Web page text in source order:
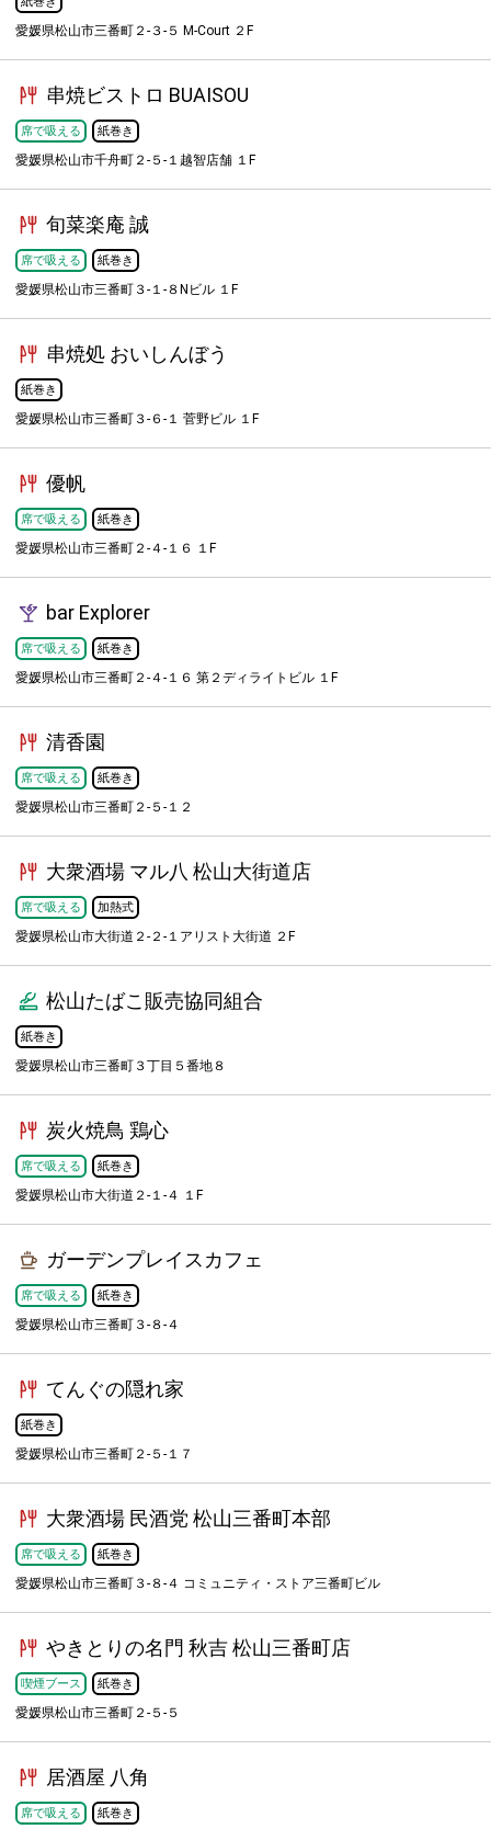
愛媛県松山市三番町２-３-５ M-Court ２F
串焼ビストロ BUAISOU
席で吸える 紙巻き
愛媛県松山市千舟町２-５-１越智店舗 １F
旬菜楽庵 誠
席で吸える 紙巻き
愛媛県松山市三番町３-１-８Nビル １F
串焼処 おいしんぼう
紙巻き
愛媛県松山市三番町３-６-１ 菅野ビル １F
優帆
席で吸える 紙巻き
愛媛県松山市三番町２-４-１６ １F
bar Explorer
席で吸える 紙巻き
愛媛県松山市三番町２-４-１６ 第２ディライトビル １F
清香園
席で吸える 紙巻き
愛媛県松山市三番町２-５-１２
大衆酒場 マル八 松山大街道店
席で吸える 加熱式
愛媛県松山市大街道２-２-１アリスト大街道 ２F
松山たばこ販売協同組合
紙巻き
愛媛県松山市三番町３丁目５番地８
炭火焼鳥 鶏心
席で吸える 紙巻き
愛媛県松山市大街道２-１-４ １F
ガーデンプレイスカフェ
席で吸える 紙巻き
愛媛県松山市三番町３-８-４
てんぐの隠れ家
紙巻き
愛媛県松山市三番町２-５-１７
大衆酒場 民酒党 松山三番町本部
席で吸える 紙巻き
愛媛県松山市三番町３-８-４ コミュニティ・ストア三番町ビル
やきとりの名門 秋吉 松山三番町店
喫煙ブース 紙巻き
愛媛県松山市三番町２-５-５
居酒屋 八角
席で吸える 紙巻き